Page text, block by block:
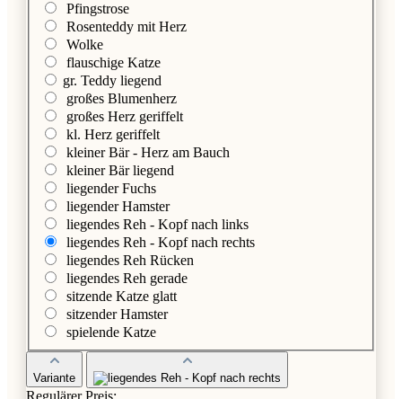
Pfingstrose
Rosenteddy mit Herz
Wolke
flauschige Katze
gr. Teddy liegend
großes Blumenherz
großes Herz geriffelt
kl. Herz geriffelt
kleiner Bär - Herz am Bauch
kleiner Bär liegend
liegender Fuchs
liegender Hamster
liegendes Reh - Kopf nach links
liegendes Reh - Kopf nach rechts
liegendes Reh Rücken
liegendes Reh gerade
sitzende Katze glatt
sitzender Hamster
spielende Katze
Variante